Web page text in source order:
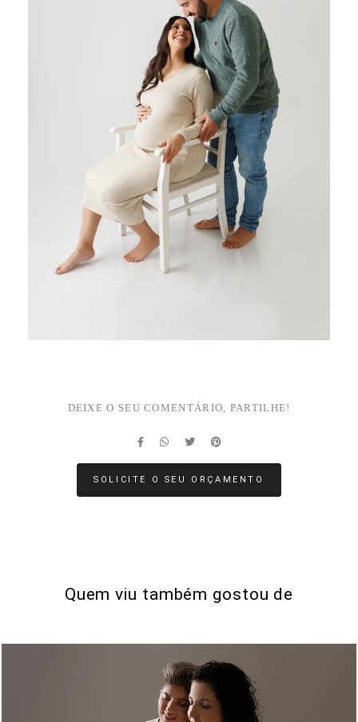
DEIXE O SEU COMENTÁRIO, PARTILHE!
SOLICITE O SEU ORÇAMENTO
Quem viu também gostou de